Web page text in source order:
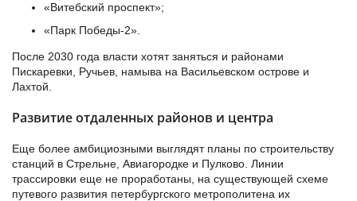
«Витебский проспект»;
«Парк Победы-2».
После 2030 года власти хотят заняться и районами
Пискаревки, Ручьев, намыва на Васильевском острове и
Лахтой.
Развитие отдаленных районов и центра
Еще более амбициозными выглядят планы по строительству
станций в Стрельне, Авиагородке и Пулково. Линии
трассировки еще не проработаны, на существующей схеме
путевого развития петербургского метрополитена их